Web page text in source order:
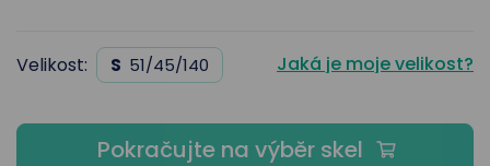
Velikost: S 51/45/140 Jaká je moje velikost?
Pokračujte na výběr skel